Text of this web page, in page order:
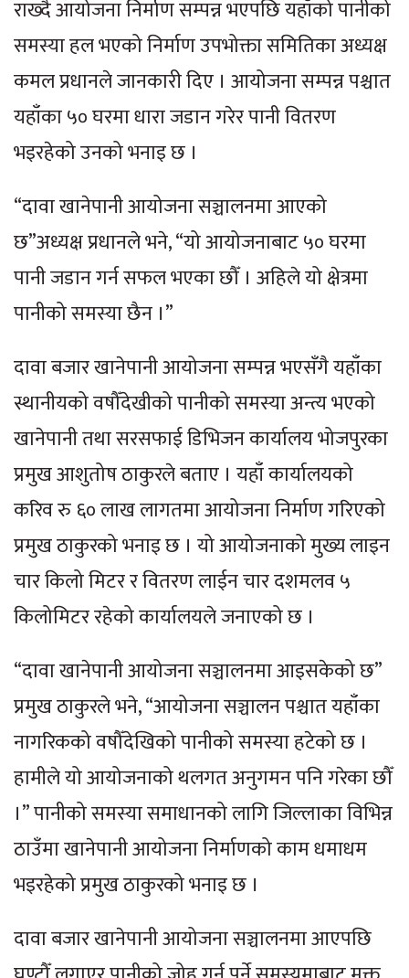
राख्दै आयोजना निर्माण सम्पन्न भएपछि यहाँको पानीको
समस्या हल भएको निर्माण उपभोक्ता समितिका अध्यक्ष
कमल प्रधानले जानकारी दिए । आयोजना सम्पन्न पश्चात
यहाँका ५० घरमा धारा जडान गरेर पानी वितरण
भइरहेको उनको भनाइ छ ।
“दावा खानेपानी आयोजना सञ्चालनमा आएको
छ”अध्यक्ष प्रधानले भने, “यो आयोजनाबाट ५० घरमा
पानी जडान गर्न सफल भएका छौँ । अहिले यो क्षेत्रमा
पानीको समस्या छैन ।”
दावा बजार खानेपानी आयोजना सम्पन्न भएसँगै यहाँका
स्थानीयको वषौँदेखीको पानीको समस्या अन्त्य भएको
खानेपानी तथा सरसफाई डिभिजन कार्यालय भोजपुरका
प्रमुख आशुतोष ठाकुरले बताए । यहाँ कार्यालयको
करिव रु ६० लाख लागतमा आयोजना निर्माण गरिएको
प्रमुख ठाकुरको भनाइ छ । यो आयोजनाको मुख्य लाइन
चार किलो मिटर र वितरण लाईन चार दशमलव ५
किलोमिटर रहेको कार्यालयले जनाएको छ ।
“दावा खानेपानी आयोजना सञ्चालनमा आइसकेको छ”
प्रमुख ठाकुरले भने, “आयोजना सञ्चालन पश्चात यहाँका
नागरिकको वषौँदेखिको पानीको समस्या हटेको छ ।
हामीले यो आयोजनाको थलगत अनुगमन पनि गरेका छौँ
।” पानीको समस्या समाधानको लागि जिल्लाका विभिन्न
ठाउँमा खानेपानी आयोजना निर्माणको काम धमाधम
भइरहेको प्रमुख ठाकुरको भनाइ छ ।
दावा बजार खानेपानी आयोजना सञ्चालनमा आएपछि